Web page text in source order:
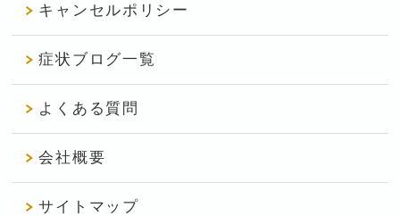
キャンセルポリシー
症状ブログ一覧
よくある質問
会社概要
サイトマップ